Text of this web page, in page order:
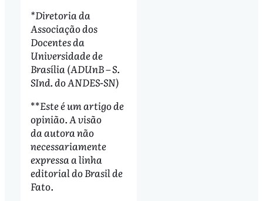
*Diretoria da
Associação dos
Docentes da
Universidade de
Brasília (ADUnB – S.
SInd. do ANDES-SN)
**Este é um artigo de
opinião. A visão
da autora não
necessariamente
expressa a linha
editorial do Brasil de
Fato.